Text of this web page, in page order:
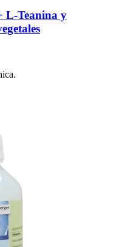
L-​Teanina y